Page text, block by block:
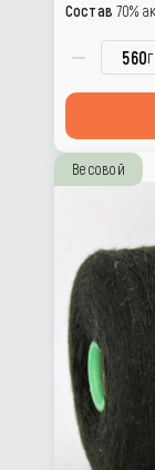
Состав 70%
г
Весовой